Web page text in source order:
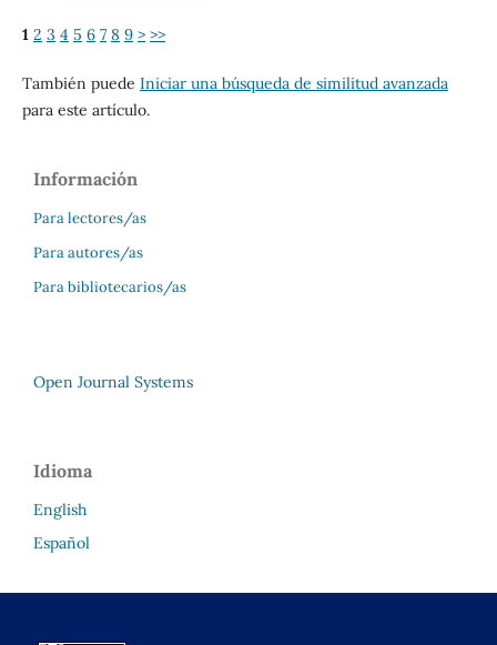
1 2 3 4 5 6 7 8 9 > >>
También puede Iniciar una búsqueda de similitud avanzada
para este artículo.
Información
Para lectores/as
Para autores/as
Para bibliotecarios/as
Open Journal Systems
Idioma
English
Español